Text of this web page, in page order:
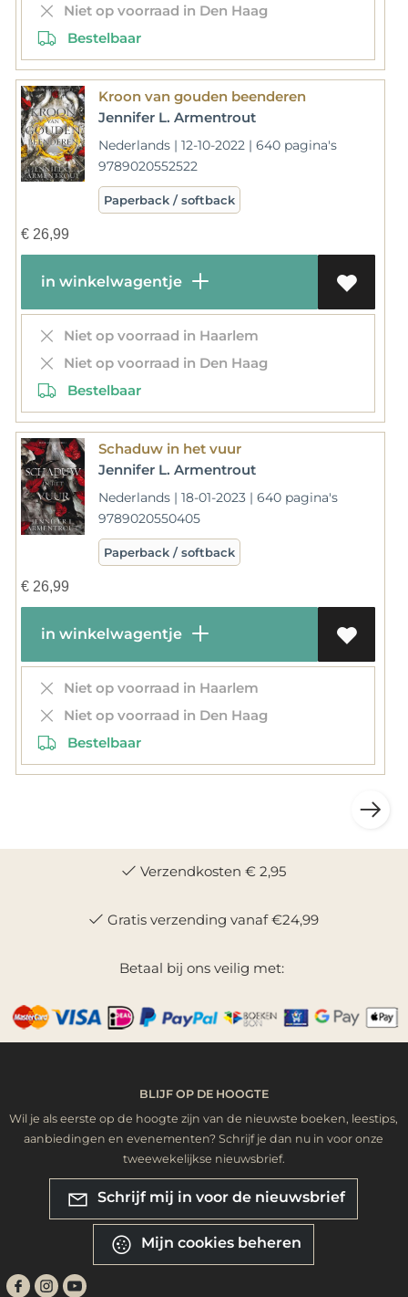
Niet op voorraad in Den Haag
Bestelbaar
Kroon van gouden beenderen
Jennifer L. Armentrout
Nederlands | 12-10-2022 | 640 pagina's
9789020552522
Paperback / softback
€26,99
in winkelwagentje
Niet op voorraad in Haarlem
Niet op voorraad in Den Haag
Bestelbaar
Schaduw in het vuur
Jennifer L. Armentrout
Nederlands | 18-01-2023 | 640 pagina's
9789020550405
Paperback / softback
€26,99
in winkelwagentje
Niet op voorraad in Haarlem
Niet op voorraad in Den Haag
Bestelbaar
Verzendkosten € 2,95
Gratis verzending vanaf €24,99
Betaal bij ons veilig met:
BLIJF OP DE HOOGTE
Wil je als eerste op de hoogte zijn van de nieuwste boeken, leestips,
aanbiedingen en evenementen? Schrijf je dan nu in voor onze
tweewekelijkse nieuwsbrief.
Schrijf mij in voor de nieuwsbrief
Mijn cookies beheren